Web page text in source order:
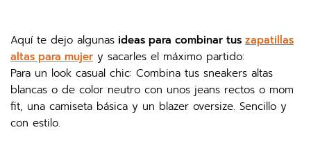
Aquí te dejo algunas ideas para combinar tus zapatillas
altas para mujer y sacarles el máximo partido:
Para un look casual chic: Combina tus sneakers altas
blancas o de color neutro con unos jeans rectos o mom
fit, una camiseta básica y un blazer oversize. Sencillo y
con estilo.